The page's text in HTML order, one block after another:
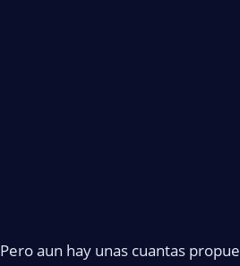
Pero aun hay unas cuantas